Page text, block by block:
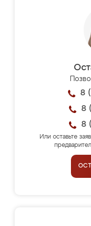
8
8
8
Или оставьте